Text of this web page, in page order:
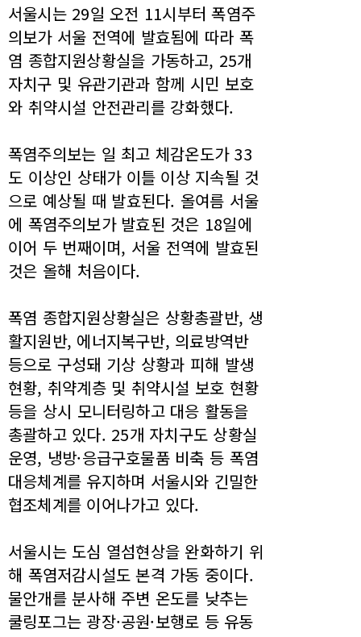
서울시는 29일 오전 11시부터 폭염주
의보가 서울 전역에 발효됨에 따라 폭
염 종합지원상황실을 가동하고, 25개
자치구 및 유관기관과 함께 시민 보호
와 취약시설 안전관리를 강화했다.
폭염주의보는 일 최고 체감온도가 33
도 이상인 상태가 이틀 이상 지속될 것
으로 예상될 때 발효된다. 올여름 서울
에 폭염주의보가 발효된 것은 18일에
이어 두 번째이며, 서울 전역에 발효된
것은 올해 처음이다.
폭염 종합지원상황실은 상황총괄반, 생
활지원반, 에너지복구반, 의료방역반
등으로 구성돼 기상 상황과 피해 발생
현황, 취약계층 및 취약시설 보호 현황
등을 상시 모니터링하고 대응 활동을
총괄하고 있다. 25개 자치구도 상황실
운영, 냉방·응급구호물품 비축 등 폭염
대응체계를 유지하며 서울시와 긴밀한
협조체계를 이어나가고 있다.
서울시는 도심 열섬현상을 완화하기 위
해 폭염저감시설도 본격 가동 중이다.
물안개를 분사해 주변 온도를 낮추는
쿨링포그는 광장·공원·보행로 등 유동